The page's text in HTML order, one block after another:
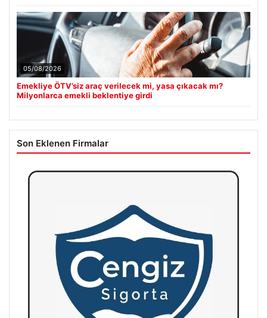
05/08/2026
Emekliye ÖTV’siz araç verilecek mi, yasa çıkacak mı?
Milyonlarca emekli beklentiye girdi
Son Eklenen Firmalar